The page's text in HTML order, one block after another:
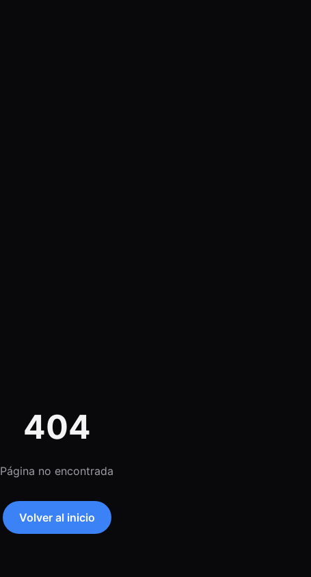
404
Página no encontrada
Volver al inicio